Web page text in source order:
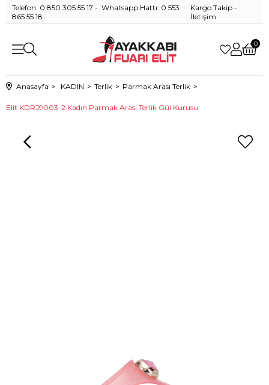
Telefon: 0 850 305 55 17 - Whatsapp Hattı: 0 553
865 55 18
Kargo Takip -
İletişim
0
Anasayfa KADIN Terlik Parmak Arası Terlik
Elit KDRJ9003-2 Kadın Parmak Arası Terlik Gül Kurusu